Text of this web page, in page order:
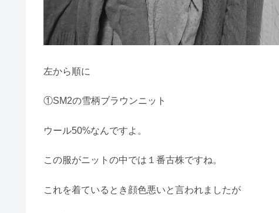
左から順に
①SM2の雪柄ブラウンニット
ウール50%なんですよ。
この服がニットの中では１番古株ですね。
これを着ているとき顔色悪いと言われましたが